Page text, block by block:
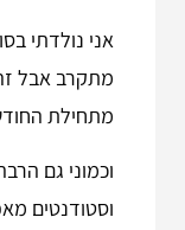
אני נולדתי
מתקרב אבל
מתחילת
וכמוני גם
וסטודנטים